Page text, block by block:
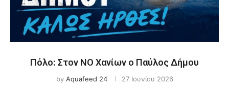
Πόλο: Στον ΝΟ Χανίων ο Παύλος Δήμου
by Aquafeed 24 27 Ιουνίου 2026